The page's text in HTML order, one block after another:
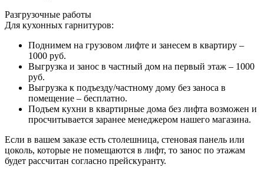
Разгрузочные работы
Для кухонных гарнитуров:
Поднимем на грузовом лифте и занесем в квартиру –
1000 руб.
Выгрузка и занос в частный дом на первый этаж – 1000
руб.
Выгрузка к подъезду/частному дому без заноса в
помещение – бесплатно.
Подъем кухни в квартирные дома без лифта возможен и
просчитывается заранее менеджером нашего магазина.
Если в вашем заказе есть столешница, стеновая панель или
цоколь, которые не помещаются в лифт, то занос по этажам
будет рассчитан согласно прейскуранту.